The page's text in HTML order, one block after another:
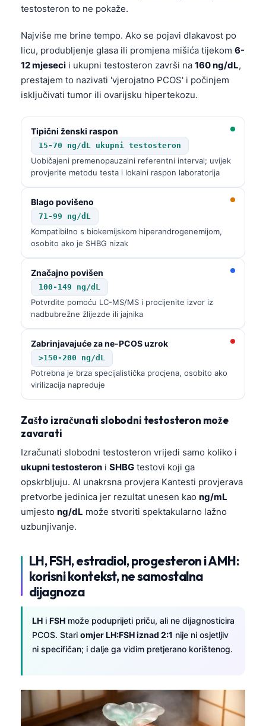
testosteron to ne pokaže.
Najviše me brine tempo. Ako se pojavi dlakavost po
licu, produbljenje glasa ili promjena mišića tijekom 6-
12 mjeseci i ukupni testosteron završi na 160 ng/dL,
prestajem to nazivati 'vjerojatno PCOS' i počinjem
isključivati tumor ili ovarijsku hipertekozu.
Tipični ženski raspon
15-70 ng/dL ukupni testosteron
Uobičajeni premenopauzalni referentni interval; uvijek
provjerite metodu testa i lokalni raspon laboratorija
Blago povišeno
71-99 ng/dL
Kompatibilno s biokemijskom hiperandrogenemijom,
osobito ako je SHBG nizak
Značajno povišen
100-149 ng/dL
Potvrdite pomoću LC-MS/MS i procijenite izvor iz
nadbubrežne žlijezde ili jajnika
Zabrinjavajuće za ne-PCOS uzrok
>150-200 ng/dL
Potrebna je brza specijalistička procjena, osobito ako
virilizacija napreduje
Zašto izračunati slobodni testosteron može
zavarati
Izračunati slobodni testosteron vrijedi samo koliko i
ukupni testosteron i SHBG testovi koji ga
opskrbljuju. AI unakrsna provjera Kantesti provjerava
pretvorbe jedinica jer rezultat unesen kao ng/mL
umjesto ng/dL može stvoriti spektakularno lažno
uzbunjivanje.
LH, FSH, estradiol, progesteron i AMH:
korisni kontekst, ne samostalna
dijagnoza
LH i FSH može poduprijeti priču, ali ne dijagnosticira
PCOS. Stari omjer LH:FSH iznad 2:1 nije ni osjetljiv
ni specifičan; i dalje ga vidim pretjerano korištenog.